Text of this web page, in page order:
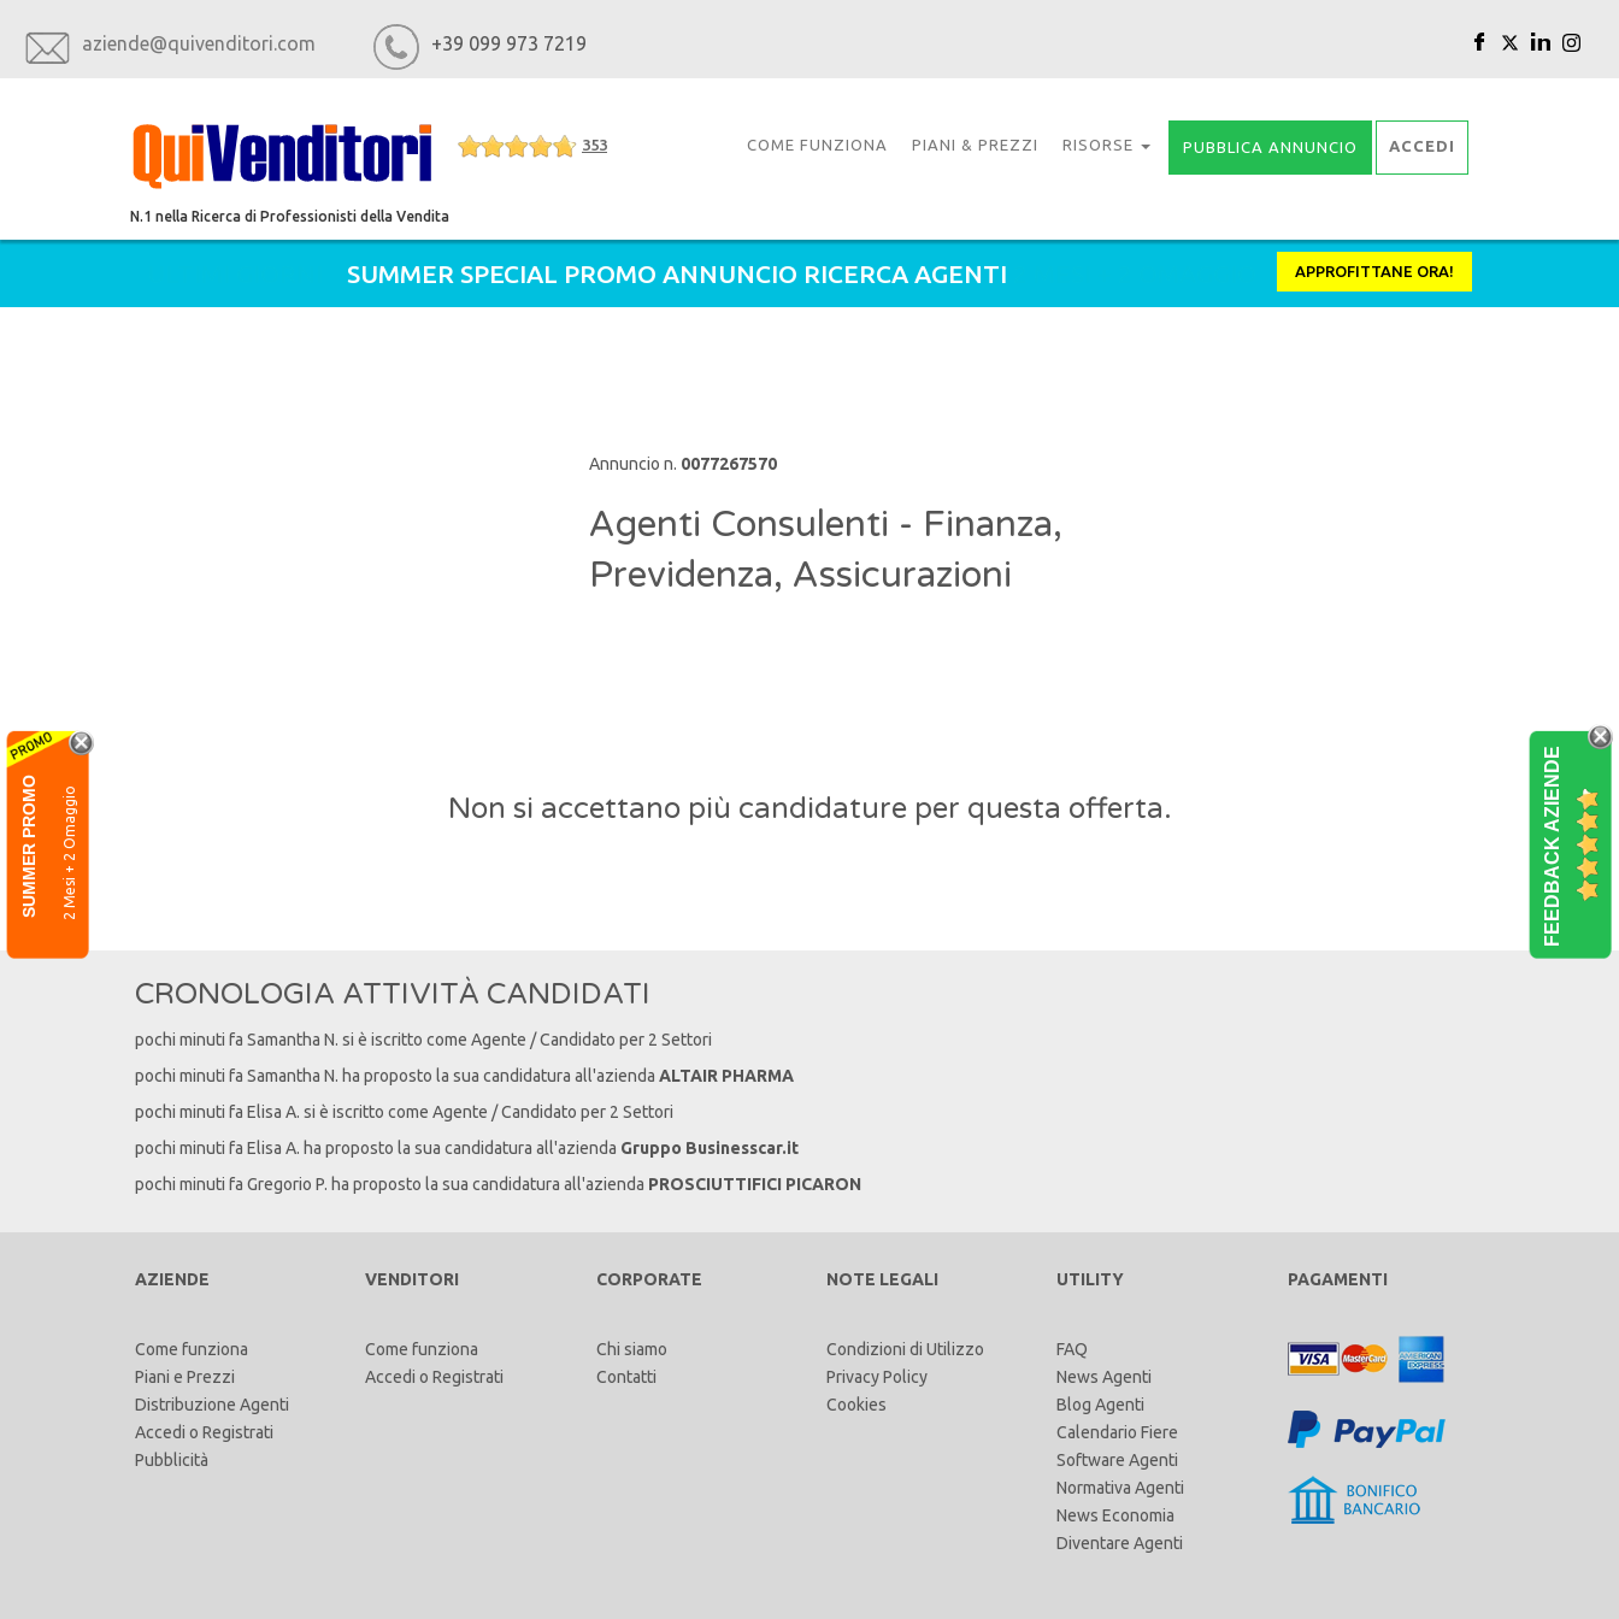
aziende@quivenditori.com +39 099 973 7219
353
N.1 nella Ricerca di Professionisti della Vendita
COME FUNZIONA PIANI & PREZZI RISORSE PUBBLICA ANNUNCIO ACCEDI
SUMMER SPECIAL PROMO ANNUNCIO RICERCA AGENTI APPROFITTANE ORA!
FEEDBACK AZIENDE
SUMMER PROMO 2 Mesi + 2 Omaggio
Annuncio n. 0077267570
Agenti Consulenti - Finanza,
Previdenza, Assicurazioni
Non si accettano più candidature per questa offerta.
CRONOLOGIA ATTIVITÀ CANDIDATI
pochi minuti fa Samantha N. si è iscritto come Agente / Candidato per 2 Settori
pochi minuti fa Samantha N. ha proposto la sua candidatura all'azienda ALTAIR PHARMA
pochi minuti fa Elisa A. si è iscritto come Agente / Candidato per 2 Settori
pochi minuti fa Elisa A. ha proposto la sua candidatura all'azienda Gruppo Businesscar.it
pochi minuti fa Gregorio P. ha proposto la sua candidatura all'azienda PROSCIUTTIFICI PICARON
AZIENDE
Come funziona
Piani e Prezzi
Distribuzione Agenti
Accedi o Registrati
Pubblicità
VENDITORI
Come funziona
Accedi oRegistrati
CORPORATE
Chi siamo
Contatti
NOTE LEGALI
Condizioni di Utilizzo
Privacy Policy
Cookies
UTILITY
FAQ
News Agenti
Blog Agenti
Calendario Fiere
Software Agenti
Normativa Agenti
News Economia
Diventare Agenti
PAGAMENTI